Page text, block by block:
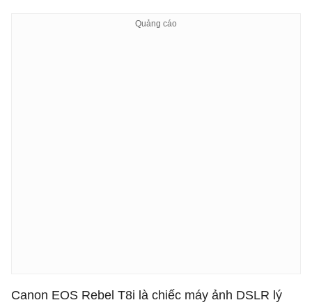
Canon EOS Rebel T8i là chiếc máy ảnh DSLR lý